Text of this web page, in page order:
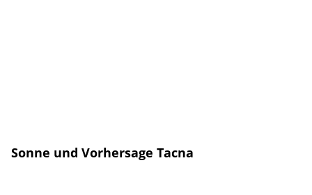
Sonne und Vorhersage Tacna